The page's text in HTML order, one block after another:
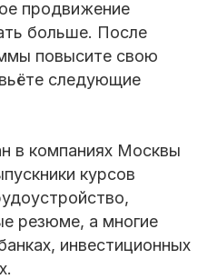
продвижение
больше. После
повысите свою
следующие
в компаниях Москвы
курсов
резюме, а многие
инвестиционных
анализе
для
Point®
а также